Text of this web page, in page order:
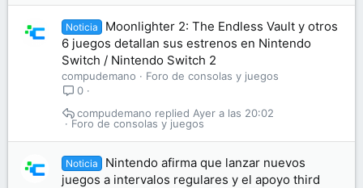
Noticia
Moonlighter 2: The Endless Vault y otros
6 juegos detallan sus estrenos en Nintendo
Switch / Nintendo Switch 2
compudemano
Foro de consolas y juegos
0
Foro de consolas y juegos
Ayer a las 20:02
compudemano
Noticia
Nintendo afirma que lanzar nuevos
juegos a intervalos regulares y el apoyo third